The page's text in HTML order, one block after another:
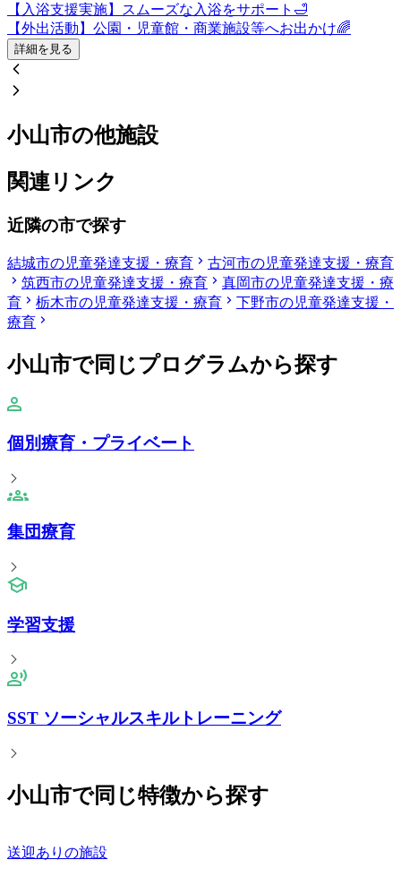
【入浴支援実施】スムーズな入浴をサポート🛁
【外出活動】公園・児童館・商業施設等へお出かけ🌈
詳細を見る
小山市の他施設
関連リンク
近隣の市で探す
結城市の児童発達支援・療育
古河市の児童発達支援・療育
筑西市の児童発達支援・療育
真岡市の児童発達支援・療
育
栃木市の児童発達支援・療育
下野市の児童発達支援・
療育
小山市で同じプログラムから探す
個別療育・プライベート
集団療育
学習支援
SST ソーシャルスキルトレーニング
小山市で同じ特徴から探す
送迎ありの施設